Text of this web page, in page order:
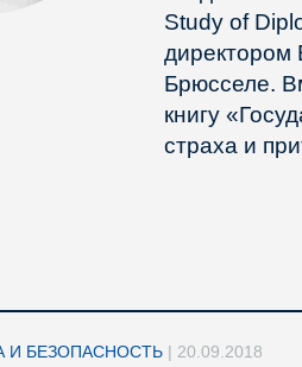
Study of
директором
Брюсселе.
книгу
страха и
И БЕЗОПАСНОСТЬ | 20.09.2018